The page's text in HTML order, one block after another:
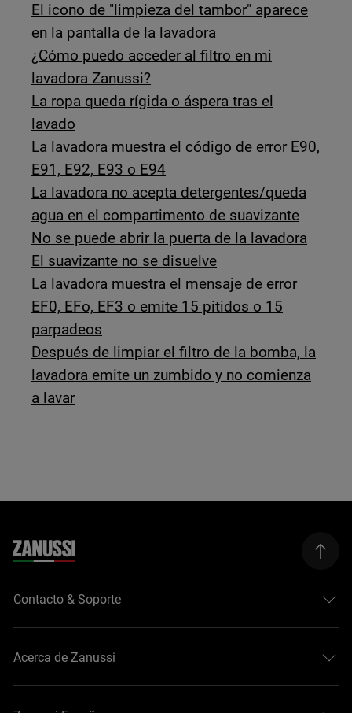
El icono de "limpieza del tambor" aparece
en la pantalla de la lavadora
¿Cómo puedo acceder al filtro en mi
lavadora Zanussi?
La ropa queda rígida o áspera tras el
lavado
La lavadora muestra el código de error E90,
E91, E92, E93 o E94
La lavadora no acepta detergentes/queda
agua en el compartimento de suavizante
No se puede abrir la puerta de la lavadora
El suavizante no se disuelve
La lavadora muestra el mensaje de error
EF0, EFo, EF3 o emite 15 pitidos o 15
parpadeos
Después de limpiar el filtro de la bomba, la
lavadora emite un zumbido y no comienza
a lavar
Contacto & Soporte
Acerca de Zanussi